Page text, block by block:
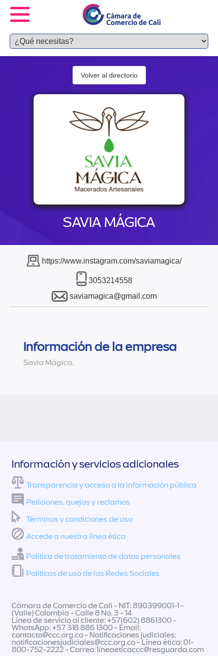
SAVIA MÁGICA
Volver al directorio
https://www.instagram.com/saviamagica/
3053214558
saviamagica@gmail.com
Información de la empresa
Savia Mágica.
Información y servicios adicionales
Transparencia y acceso a la información pública
Peticiones, quejas y reclamos
Términos y condiciones de uso
Accede a nuestra línea ética
Política de tratamiento de datos personales
Políticas de uso de las Redes Sociales
Cámara de Comercio de Cali - NIT: 890399001-1 -
(Valle) Colombia - Calle 8 No. 3 - 14
Línea de servicio al cliente: +57(602) 8861300 -
WhatsApp: +57 318 886 1300 - Email:
contacto@ccc.org.co- Notificaciones judiciales:
notificacionesjudiciales@ccc.org.co- Línea ética: 01-
800-752-2222 - Correo: lineaeticaccc@resguarda.com